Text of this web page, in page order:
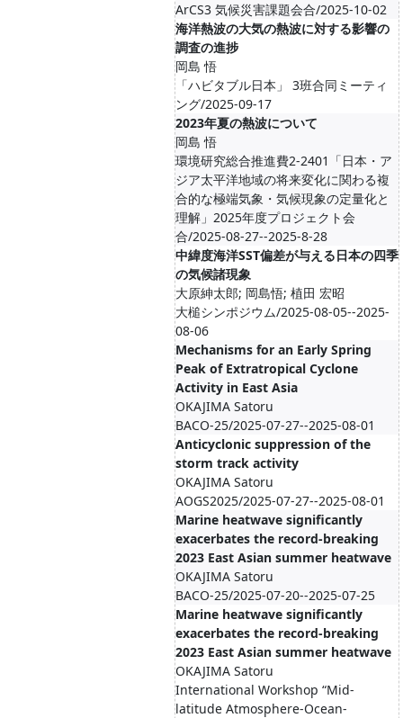
ArCS3 気候災害課題会合/2025-10-02
海洋熱波の大気の熱波に対する影響の
調査の進捗
岡島 悟
「ハビタブル日本」 3班合同ミーティ
ング/2025-09-17
2023年夏の熱波について
岡島 悟
環境研究総合推進費2-2401「日本・ア
ジア太平洋地域の将来変化に関わる複
合的な極端気象・気候現象の定量化と
理解」2025年度プロジェクト会
合/2025-08-27--2025-8-28
中緯度海洋SST偏差が与える日本の四季
の気候諸現象
大原紳太郎; 岡島悟; 植田 宏昭
大槌シンポジウム/2025-08-05--2025-
08-06
Mechanisms for an Early Spring
Peak of Extratropical Cyclone
Activity in East Asia
OKAJIMA Satoru
BACO-25/2025-07-27--2025-08-01
Anticyclonic suppression of the
storm track activity
OKAJIMA Satoru
AOGS2025/2025-07-27--2025-08-01
Marine heatwave significantly
exacerbates the record-breaking
2023 East Asian summer heatwave
OKAJIMA Satoru
BACO-25/2025-07-20--2025-07-25
Marine heatwave significantly
exacerbates the record-breaking
2023 East Asian summer heatwave
OKAJIMA Satoru
International Workshop “Mid-
latitude Atmosphere-Ocean-